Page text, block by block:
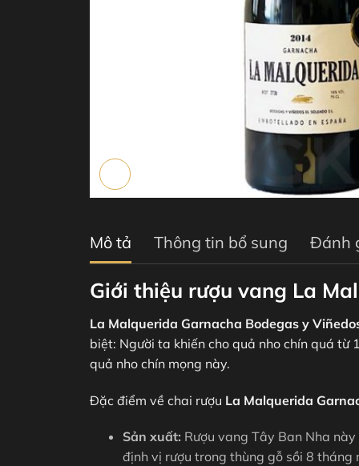
Mô tả Thông tin bổ sung Đánh
Giới thiệu rượu vang La
La Malquerida Garnacha Bodegas y
biệt: Người ta khiến cho quả nho chín quá
quả nho chín mọng này.
Đặc điểm về chai rượu La Malquerida
Sản xuất: Rượu vang Tây Ban Nha
định vị rượu trong thùng gỗ sồi 8